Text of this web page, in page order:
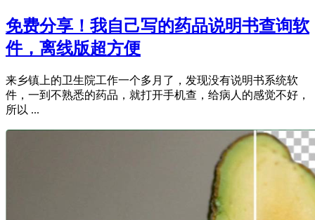
免费分享！我自己写的药品说明书查询软
件，离线版超方便
来乡镇上的卫生院工作一个多月了，发现没有说明书系统软
件，一到不熟悉的药品，就打开手机查，给病人的感觉不好，
所以 ...